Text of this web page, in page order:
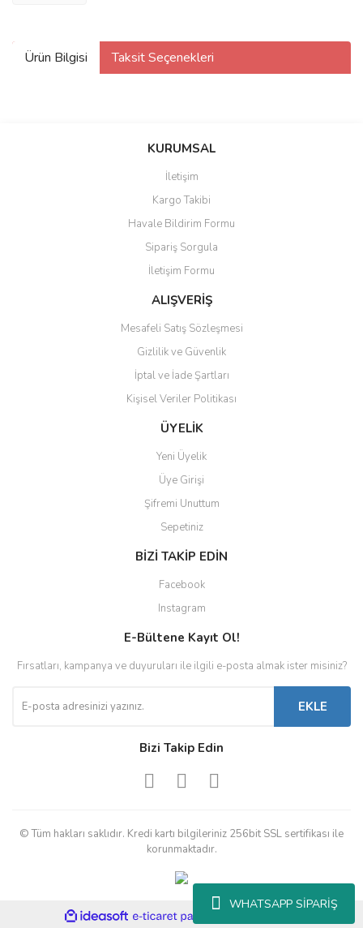
WHATSAPP SİPARİŞ
Ürün Bilgisi Taksit Seçenekleri
KURUMSAL
İletişim
Kargo Takibi
Havale Bildirim Formu
Sipariş Sorgula
İletişim Formu
ALIŞVERİŞ
Mesafeli Satış Sözleşmesi
Gizlilik ve Güvenlik
İptal ve İade Şartları
Kişisel Veriler Politikası
ÜYELİK
Yeni Üyelik
Üye Girişi
Şifremi Unuttum
Sepetiniz
BİZİ TAKİP EDİN
Facebook
Instagram
E-Bültene Kayıt Ol!
Fırsatları, kampanya ve duyuruları ile ilgili e-posta almak ister misiniz?
EKLE
Bizi Takip Edin
© Tüm hakları saklıdır. Kredi kartı bilgileriniz 256bit SSL sertifikası ile
korunmaktadır.
ideasoft